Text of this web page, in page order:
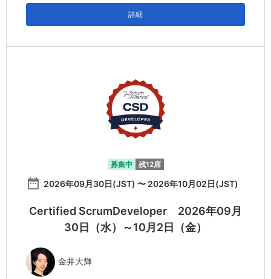
詳細
募集中 残12席
date_range 2026年09月30日(JST) 〜 2026年10月02日(JST)
Certified ScrumDeveloper 2026年09月
30日（水）～10月2日（金）
金井大輝